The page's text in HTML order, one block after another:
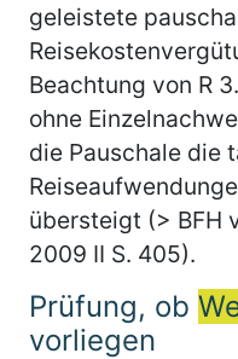
geleistete
Beachtung von R
ohne
die Pauschale die
übersteigt (> BFH
2009 II S. 405).
Prüfung, ob
vorliegen